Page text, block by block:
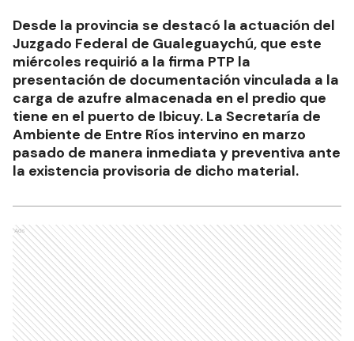
Desde la provincia se destacó la actuación del
Juzgado Federal de Gualeguaychú, que este
miércoles requirió a la firma PTP la
presentación de documentación vinculada a la
carga de azufre almacenada en el predio que
tiene en el puerto de Ibicuy. La Secretaría de
Ambiente de Entre Ríos intervino en marzo
pasado de manera inmediata y preventiva ante
la existencia provisoria de dicho material.
Ads